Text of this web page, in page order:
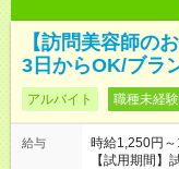
【訪問美容師の
3日からOK/ブラ
アルバイト 職種未経
給与
時給1,250円～
【試用期間】